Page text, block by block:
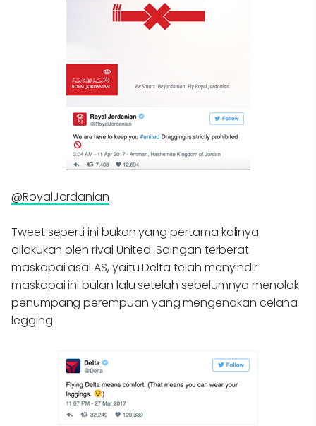
@RoyalJordanian
Tweet seperti ini bukan yang pertama kalinya
dilakukan oleh rival United. Saingan terberat
maskapai asal AS, yaitu Delta telah menyindir
maskapai ini bulan lalu setelah sebelumnya menolak
penumpang perempuan yang mengenakan celana
legging.